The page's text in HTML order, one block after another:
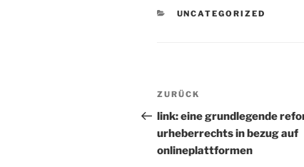
KATEGORIEN
UNCATEGORIZED
Vorheriger
Beitrag
ZURÜCK
link: eine grundlegende
urheberrechts in bezug auf
onlineplattformen